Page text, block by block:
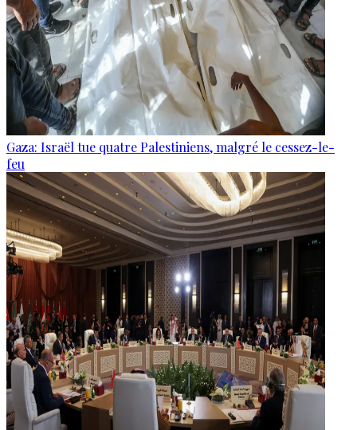
Gaza: Israël tue quatre Palestiniens, malgré le cessez-le-
feu